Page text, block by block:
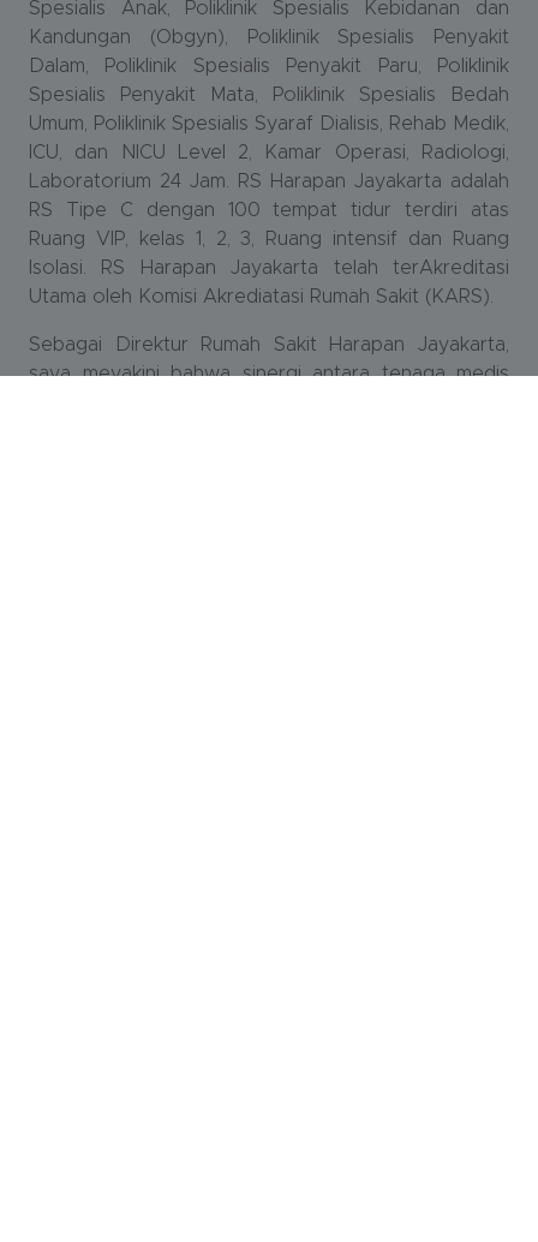
Spesialis Anak, Poliklinik Spesialis Kebidanan dan
Kandungan (Obgyn), Poliklinik Spesialis Penyakit
Dalam, Poliklinik Spesialis Penyakit Paru, Poliklinik
Spesialis Penyakit Mata, Poliklinik Spesialis Bedah
Umum, Poliklinik Spesialis Syaraf Dialisis, Rehab Medik,
ICU, dan NICU Level 2, Kamar Operasi, Radiologi,
Laboratorium 24 Jam. RS Harapan Jayakarta adalah
RS Tipe C dengan 100 tempat tidur terdiri atas
Ruang VIP, kelas 1, 2, 3, Ruang intensif dan Ruang
Isolasi. RS Harapan Jayakarta telah terAkreditasi
Utama oleh Komisi Akrediatasi Rumah Sakit (KARS).
Sebagai Direktur Rumah Sakit Harapan Jayakarta,
saya meyakini bahwa sinergi antara tenaga medis